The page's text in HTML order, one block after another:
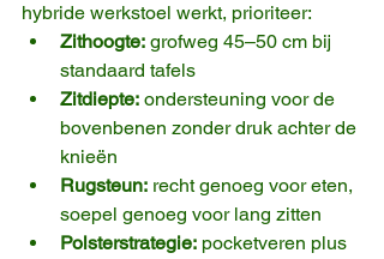
hybride werkstoel werkt, prioriteer:
Zithoogte: grofweg 45–50 cm bij
standaard tafels
Zitdiepte: ondersteuning voor de
bovenbenen zonder druk achter de
knieën
Rugsteun: recht genoeg voor eten,
soepel genoeg voor lang zitten
Polsterstrategie: pocketveren plus